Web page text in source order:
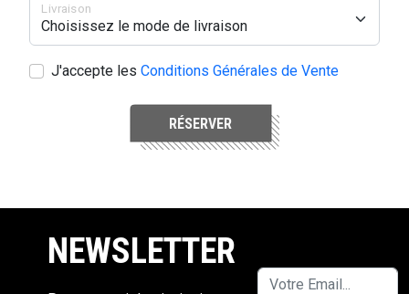
Livraison
J'accepte les Conditions Générales de Vente
RÉSERVER
NEWSLETTER